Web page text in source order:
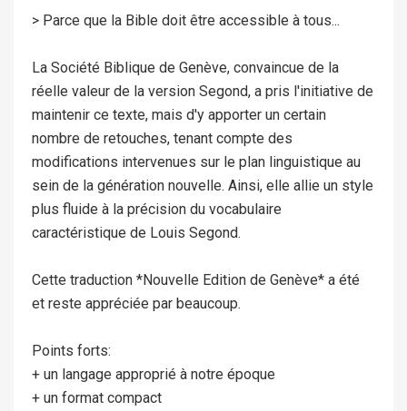
> Parce que la Bible doit être accessible à tous...
La Société Biblique de Genève, convaincue de la
réelle valeur de la version Segond, a pris l'initiative de
maintenir ce texte, mais d'y apporter un certain
nombre de retouches, tenant compte des
modifications intervenues sur le plan linguistique au
sein de la génération nouvelle. Ainsi, elle allie un style
plus fluide à la précision du vocabulaire
caractéristique de Louis Segond.
Cette traduction *Nouvelle Edition de Genève* a été
et reste appréciée par beaucoup.
Points forts:
+ un langage approprié à notre époque
+ un format compact